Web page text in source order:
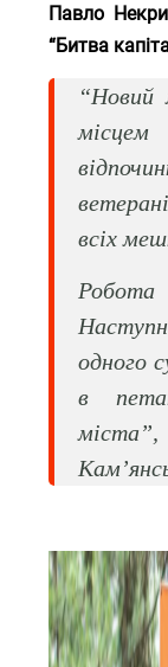
Павло
“Битва
“Новий
всіх
Робота
одного
в
міста”,